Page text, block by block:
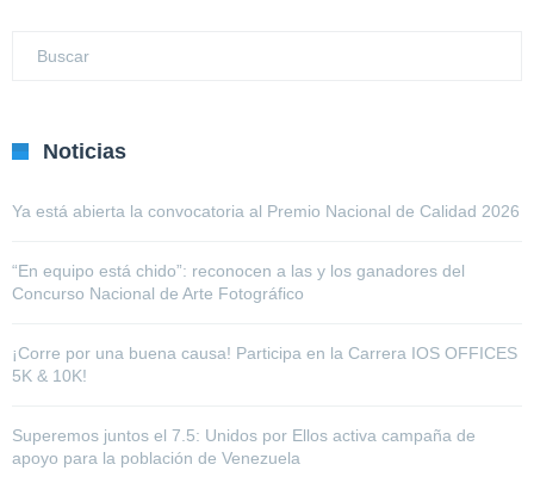
Noticias
Ya está abierta la convocatoria al Premio Nacional de Calidad 2026
“En equipo está chido”: reconocen a las y los ganadores del
Concurso Nacional de Arte Fotográfico
¡Corre por una buena causa! Participa en la Carrera IOS OFFICES
5K & 10K!
Superemos juntos el 7.5: Unidos por Ellos activa campaña de
apoyo para la población de Venezuela